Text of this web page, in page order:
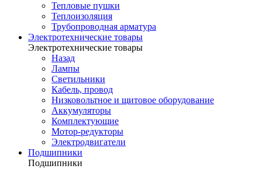
Тепловые пушки
Теплоизоляция
Трубопроводная арматура
Электротехнические товары
Электротехнические товары
Назад
Лампы
Светильники
Кабель, провод
Низковольтное и щитовое оборудование
Аккумуляторы
Комплектующие
Мотор-редукторы
Электродвигатели
Подшипники
Подшипники